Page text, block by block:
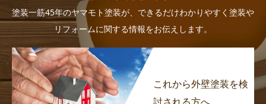
塗装一筋45年のヤマモト塗装が、できるだけわかりやすく塗装や
リフォームに関する情報をお伝えします。
これから外壁塗装を検
討される方へ